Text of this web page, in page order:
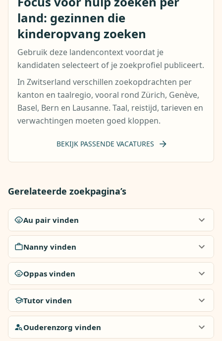
land: gezinnen die
kinderopvang zoeken
Gebruik deze landencontext voordat je
kandidaten selecteert of je zoekprofiel publiceert.
In Zwitserland verschillen zoekopdrachten per
kanton en taalregio, vooral rond Zürich, Genève,
Basel, Bern en Lausanne. Taal, reistijd, tarieven en
verwachtingen moeten goed kloppen.
BEKIJK PASSENDE VACATURES
Gerelateerde zoekpagina’s
Au pair vinden
Nanny vinden
Oppas vinden
Tutor vinden
Ouderenzorg vinden